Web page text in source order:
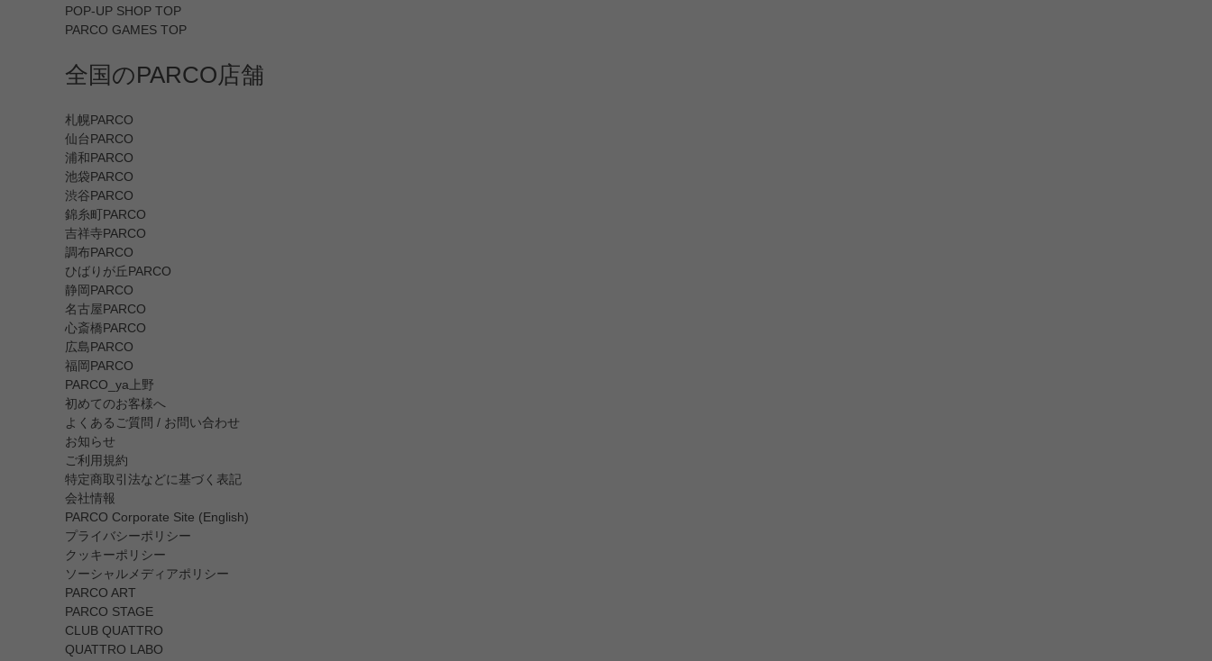
POP-UP SHOP TOP
PARCO GAMES TOP
全国のPARCO店舗
札幌PARCO
仙台PARCO
浦和PARCO
池袋PARCO
渋谷PARCO
錦糸町PARCO
吉祥寺PARCO
調布PARCO
ひばりが丘PARCO
静岡PARCO
名古屋PARCO
心斎橋PARCO
広島PARCO
福岡PARCO
PARCO_ya上野
初めてのお客様へ
よくあるご質問 / お問い合わせ
お知らせ
ご利用規約
特定商取引法などに基づく表記
会社情報
PARCO Corporate Site (English)
プライバシーポリシー
クッキーポリシー
ソーシャルメディアポリシー
PARCO ART
PARCO STAGE
CLUB QUATTRO
QUATTRO LABO